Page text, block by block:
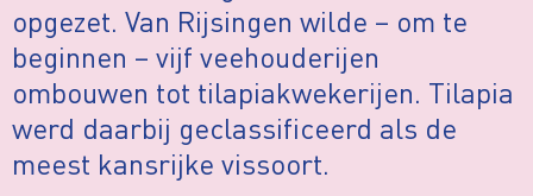
opgezet. Van Rijsingen wilde – om te
beginnen – vijf veehouderijen
ombouwen tot tilapiakwekerijen. Tilapia
werd daarbij geclassificeerd als de
meest kansrijke vissoort.